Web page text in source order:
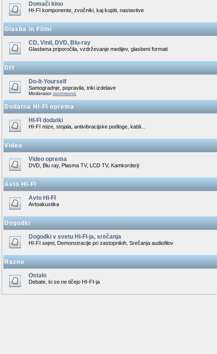
Domači kino
HI-FI komponente, zvočniki, kaj kupiti, nastavitve
Glasba in Filmi
CD, Vinil, DVD, Blu-ray
Glasbena priporočila, vzdrževanje medijev, glasbeni formati
DIY
Do-It-Yourself
Samogradnje, popravila, triki izdelave
Moderatorstormsonic
Dodatna HI-FI oprema
HI-FI dodatki
HI-FI mize, stojala, antivibracijske podloge, kabli...
Video
Video oprema
DVD, Blu ray, Plasma TV, LCD TV, Kamkorderji
Avto HI-FI
Avto HI-FI
Avtoakustika
Dogodki
Dogodki v svetu HI-FI-ja, srečanja
HI-FI sejmi, Demonstracije pri zastopnikih, Srečanja audiofilov
Razno
Ostalo
Debate, ki se ne tičejo HI-FI-ja